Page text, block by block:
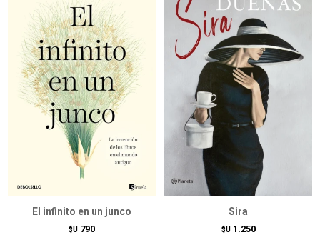
El infinito en un junco
$U 790
Sira
$U 1.250